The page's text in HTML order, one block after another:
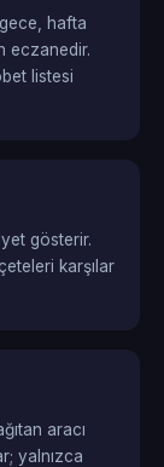
hafta
eczanedir.
listesi
gösterir.
karşılar
aracı
yalnızca